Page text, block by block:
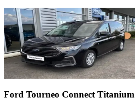
Ford Tourneo Connect Titanium